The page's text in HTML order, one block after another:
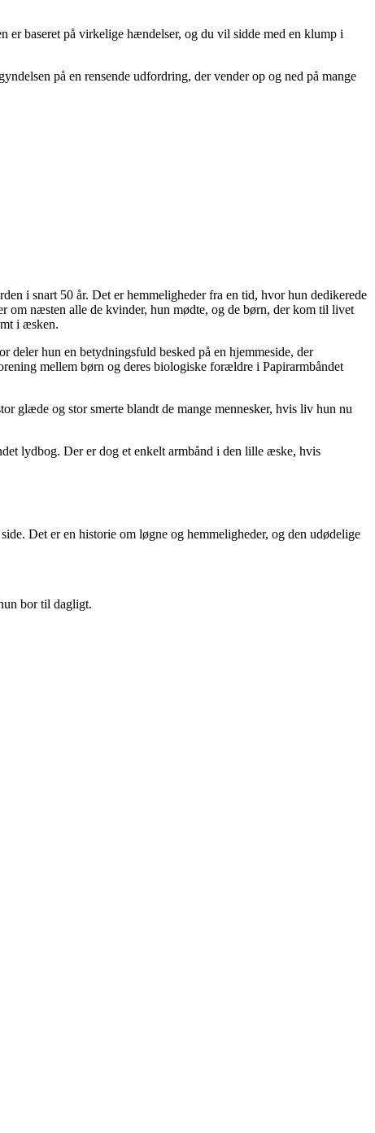
baseret på virkelige hændelser, og du vil sidde med en klump i
på en rensende udfordring, der vender op og ned på mange
i snart 50 år. Det er hemmeligheder fra en tid, hvor hun dedikerede
om næsten alle de kvinder, hun mødte, og de børn, der kom til livet
i æsken.
hun en betydningsfuld besked på en hjemmeside, der
mellem børn og deres biologiske forældre i Papirarmbåndet
glæde og stor smerte blandt de mange mennesker, hvis liv hun nu
lydbog. Der er dog et enkelt armbånd i den lille æske, hvis
Det er en historie om løgne og hemmeligheder, og den udødelige
bor til dagligt.